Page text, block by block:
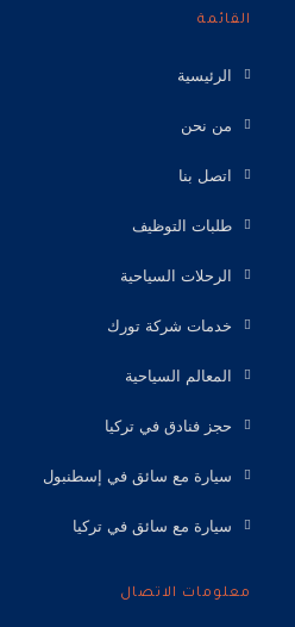
القائمة
الرئيسية
من نحن
اتصل بنا
طلبات التوظيف
الرحلات السياحية
خدمات شركة تورك
المعالم السياحية
حجز فنادق في تركيا
سيارة مع سائق في إسطنبول
سيارة مع سائق في تركيا
معلومات الاتصال